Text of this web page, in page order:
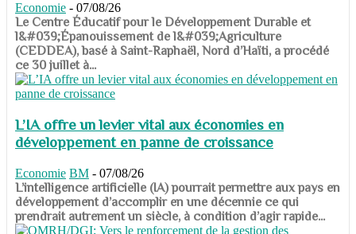
Economie - 07/08/26
​​​​​​​Le Centre Éducatif pour le Développement Durable et
l&#039;Épanouissement de l&#039;Agriculture
(CEDDEA), basé à Saint-Raphaël, Nord d’Haïti, a procédé
ce 30 juillet à...
L’IA offre un levier vital aux économies en
développement en panne de croissance
Economie BM - 07/08/26
​​​​​​​L’intelligence artificielle (IA) pourrait permettre aux pays en
développement d’accomplir en une décennie ce qui
prendrait autrement un siècle, à condition d’agir rapide...